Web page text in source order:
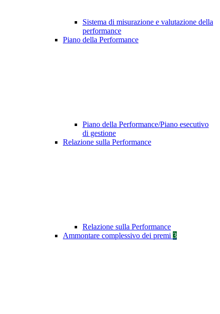
Sistema di misurazione e valutazione della
performance
Piano della Performance
Piano della Performance/Piano esecutivo
di gestione
Relazione sulla Performance
Relazione sulla Performance
Ammontare complessivo dei premi 3